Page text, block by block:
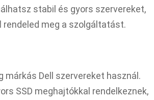
stabil és gyors szervereket,
rendeled meg a szolgáltatást.
márkás Dell szervereket használ.
SSD meghajtókkal rendelkeznek,